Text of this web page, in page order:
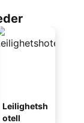
Leilighetsh
otell